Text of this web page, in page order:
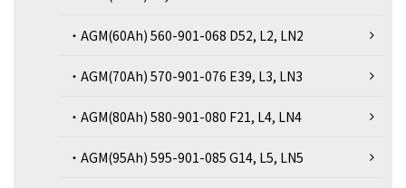
・AGM(60Ah) 560-901-068 D52, L2, LN2
・AGM(70Ah) 570-901-076 E39, L3, LN3
・AGM(80Ah) 580-901-080 F21, L4, LN4
・AGM(95Ah) 595-901-085 G14, L5, LN5